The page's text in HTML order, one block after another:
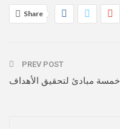
Share
PREV POST
خمسة مبادئ لتحقيق الأهداف